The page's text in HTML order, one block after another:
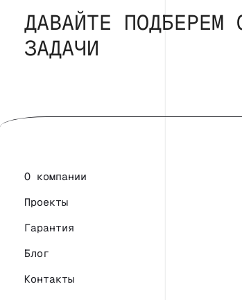
ДАВАЙТЕ ПОДБЕРЕМ
ЗАДАЧИ
О компании
Проекты
Гарантия
Блог
Контакты